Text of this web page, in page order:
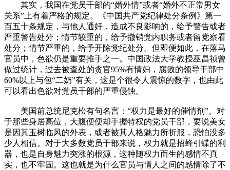
其实，我国在党员干部的“婚外情”或者“婚外不正常男女
关系”上有着严格的规定。《中国共产党纪律处分条例》第一
百五十条规定，与他人通奸，造成不良影响的，给予警告或者
严重警告处分；情节较重的，给予撤销党内职务或者留党察看
处分；情节严重的，给予开除党纪处分。但即便如此，在落马
官员中，色欲仍是重要推手之一。中国政法大学教授巫昌祯曾
做过统计，过去被查处的贪官95%有情妇，腐败的领导干部中
60%以上与包“二奶”有关，这是个很令人震惊的数字，也由此
可以看出色欲对党员干部的严重侵蚀。
美国前总统尼克松有句名言：“权力是最好的催情剂”。对
于那些身居高位，大腹便便却手握特权的党员干部，要说美女
是因其玉树临风的外表，或者被其人格魅力所折服，恐怕没多
少人相信。对于大多数党员干部来说，权力就是招蜂引蝶的利
器，也是自身魅力突涨的根源，这种随权力而生的感情不真
实，也不牢固。这也就是为什么官员与情人之间的感情除了不